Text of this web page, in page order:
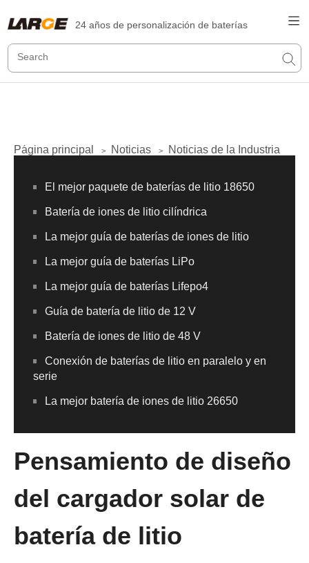
24 años de personalización de baterías
Página principal > Noticias > Noticias de la Industria
El mejor paquete de baterías de litio 18650
Batería de iones de litio cilíndrica
La mejor guía de baterías de iones de litio
La mejor guía de baterías LiPo
La mejor guía de baterías Lifepo4
Guía de batería de litio de 12 V
Batería de iones de litio de 48 V
Conexión de baterías de litio en paralelo y en
serie
La mejor batería de iones de litio 26650
Pensamiento de diseño
del cargador solar de
batería de litio